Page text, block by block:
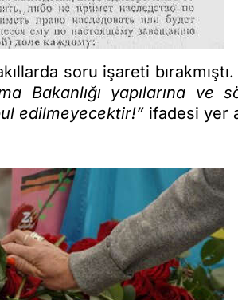
soru işareti
Bakanlığı yapılarına ve
edilmeyecektir!” ifadesi yer